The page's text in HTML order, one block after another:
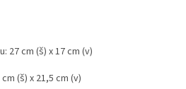
27 cm (š) x 17 cm (v)
(š) x 21,5 cm (v)